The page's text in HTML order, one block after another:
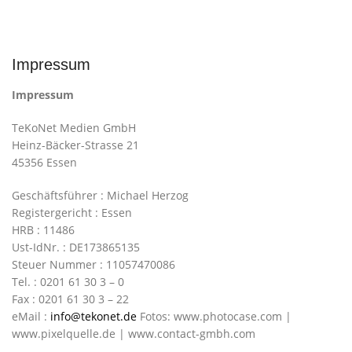
Impressum
Impressum
TeKoNet Medien GmbH
Heinz-Bäcker-Strasse 21
45356 Essen
Geschäftsführer : Michael Herzog
Registergericht : Essen
HRB : 11486
Ust-IdNr. : DE173865135
Steuer Nummer : 11057470086
Tel. : 0201 61 30 3 – 0
Fax : 0201 61 30 3 – 22
eMail : info@tekonet.de Fotos: www.photocase.com |
www.pixelquelle.de | www.contact-gmbh.com